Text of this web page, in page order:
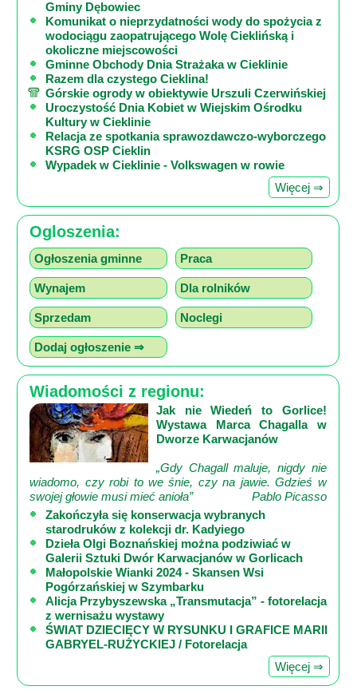
Gminy Dębowiec
Komunikat o nieprzydatności wody do spożycia z
wodociągu zaopatrującego Wolę Cieklińską i
okoliczne miejscowości
Gminne Obchody Dnia Strażaka w Cieklinie
Razem dla czystego Cieklina!
Górskie ogrody w obiektywie Urszuli Czerwińskiej
Uroczystość Dnia Kobiet w Wiejskim Ośrodku
Kultury w Cieklinie
Relacja ze spotkania sprawozdawczo-wyborczego
KSRG OSP Cieklin
Wypadek w Cieklinie - Volkswagen w rowie
Więcej ⇒
Ogloszenia:
Ogłoszenia gminne Praca
Wynajem Dla rolników
Sprzedam Noclegi
Dodaj ogłoszenie ⇒
Wiadomości z regionu:
Jak nie Wiedeń to Gorlice!
Wystawa Marca Chagalla w
Dworze Karwacjanów
„Gdy Chagall maluje, nigdy nie
wiadomo, czy robi to we śnie, czy na jawie. Gdzieś w
swojej głowie musi mieć anioła”
Pablo Picasso
Zakończyła się konserwacja wybranych
starodruków z kolekcji dr. Kadyiego
Dzieła Olgi Boznańskiej można podziwiać w
Galerii Sztuki Dwór Karwacjanów w Gorlicach
Małopolskie Wianki 2024 - Skansen Wsi
Pogórzańskiej w Szymbarku
Alicja Przybyszewska „Transmutacja” - fotorelacja
z wernisażu wystawy
ŚWIAT DZIECIĘCY W RYSUNKU I GRAFICE MARII
GABRYEL-RUŻYCKIEJ / Fotorelacja
Więcej ⇒